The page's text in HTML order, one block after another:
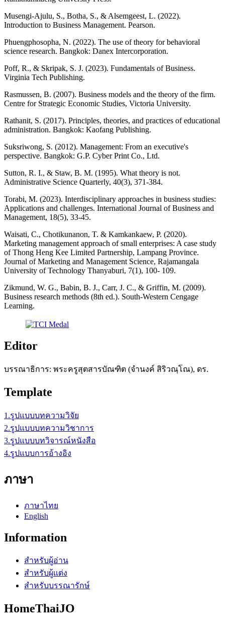
Musengi-Ajulu, S., Botha, S., & Alsemgeest, L. (2022).
Introduction to Business Management. Pearson.
Phuengphosopha, N. (2022). The use of theory for behavioral
science research. Bangkok: Danex Intercorporation.
Poff, R., & Skripak, S. J. (2023). Fundamentals of Business.
Virginia Tech Publishing.
Rasmussen, B. (2007). Business models and the theory of the firm.
Centre for Strategic Economic Studies, Victoria University.
Rathanit, S. (2017). Principles, theories, and practices of educational
administration. Bangkok: Kaofang Publishing.
Suksriwong, S. (2012). Management: From an executive's
perspective. Bangkok: G.P. Cyber Print Co., Ltd.
Sutton, R. I., & Staw, B. M. (1995). What theory is not.
Administrative Science Quarterly, 40(3), 371-384.
Torabi, M. (2023). Interdisciplinary approaches in business studies:
Applications and challenges. International Journal of Business and
Management, 18(5), 33-45.
Waisati, C., Chotikunanon, T. & Kamkankaew, P. (2020).
Marketing management approach of small enterprises: A case study
of Thong Heng Kee Limited Partnership, Lampang Province.
Journal of Marketing and Management Science, Rajamangala
University of Technology Thanyaburi, 7(1), 100- 109.
Zikmund, W. G., Babin, B. J., Carr, J. C., & Griffin, M. (2009).
Business research methods (8th ed.). South-Western Cengage
Learning.
Editor
บรรณาธิการ: พระครูสุตสารบัณฑิต (จำนงค์ สิริวณฺโณ), ดร.
Template
1.รูปแบบบทความวิจัย
2.รูปแบบบทความวิชาการ
3.รูปแบบบทวิจารณ์หนังสือ
4.รูปแบบการอ้างอิง
ภาษา
ภาษาไทย
English
Information
สำหรับผู้อ่าน
สำหรับผู้แต่ง
สำหรับบรรณารักษ์
HomeThaiJO